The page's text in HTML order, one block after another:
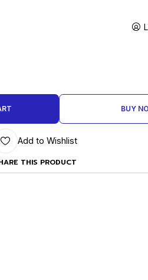
DE
BUY
Add to Wishlist
THIS PRODUCT